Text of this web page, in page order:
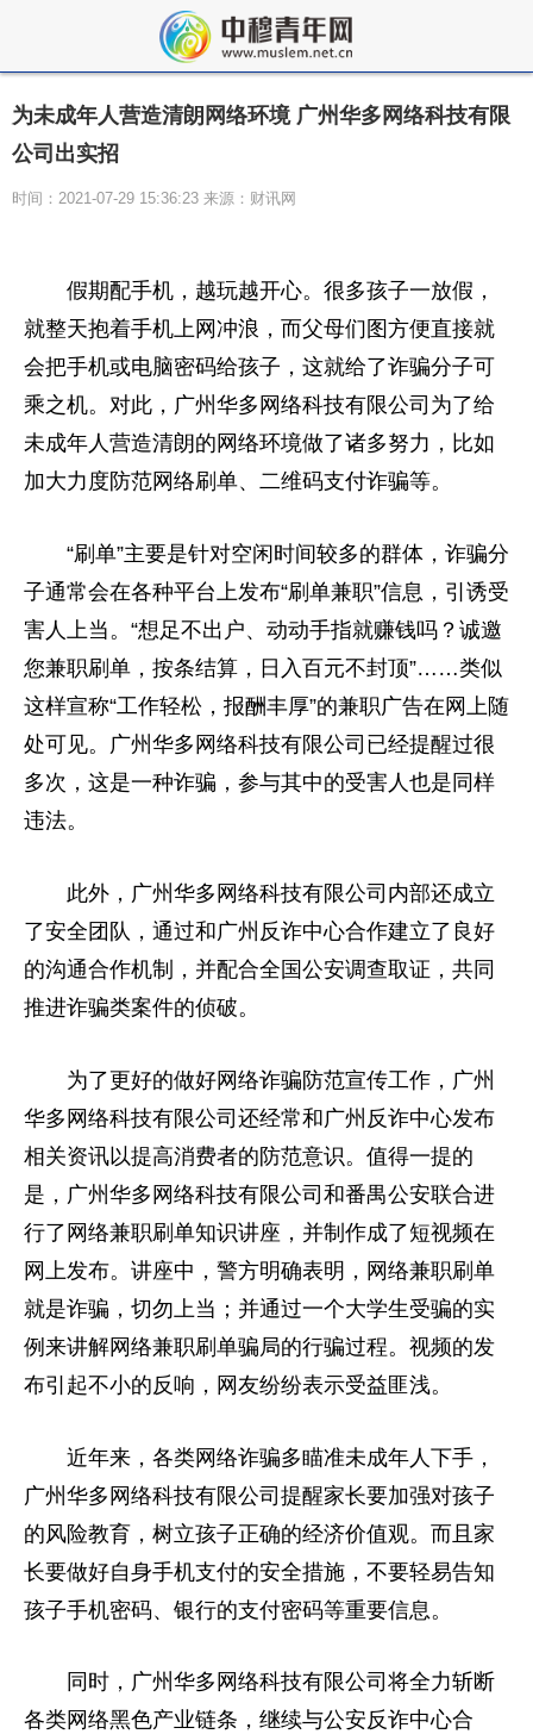
为未成年人营造清朗网络环境 广州华多网络科技有限
公司出实招
时间：2021-07-29 15:36:23 来源：财讯网
假期配手机，越玩越开心。很多孩子一放假，
就整天抱着手机上网冲浪，而父母们图方便直接就
会把手机或电脑密码给孩子，这就给了诈骗分子可
乘之机。对此，广州华多网络科技有限公司为了给
未成年人营造清朗的网络环境做了诸多努力，比如
加大力度防范网络刷单、二维码支付诈骗等。
“刷单”主要是针对空闲时间较多的群体， 诈骗分
子通常会在各种平台上发布“刷单兼职”信息，引诱受
害人上当。“想足不出户、动动手指就赚钱吗？诚邀
您兼职刷单，按条结算，日入百元不封顶”……类似
这样宣称“工作轻松，报酬丰厚”的兼职广告在网上随
处可见。广州华多网络科技有限公司已经提醒过很
多次，这是一种诈骗 ，参与其中的受害人也是同样
违法。
此外，广州华多网络科技有限公司内部还成立
了安全团队，通过和广州反诈中心合作建立了良好
的沟通合作机制，并配合全国公安调查取证，共同
推进诈骗类案件的侦破。
为了更好的做好网络诈骗防范宣传工作，广州
华多网络科技有限公司还经常和广州反诈中心发布
相关资讯以提高消费者的防范意识。值得一提的
是，广州华多网络科技有限公司和番禺公安联合进
行了网络兼职刷单知识讲座，并制作成了短视频在
网上发布。讲座中，警方明确表明，网络兼职刷单
就是诈骗 ，切勿上当；并通过一个大学生受骗的实
例来讲解网络兼职刷单骗局的行骗过程。视频的发
布引起不小的反响，网友纷纷表示受益匪浅。
近年来，各类网络诈骗多瞄准未成年人下手，
广州华多网络科技有限公司提醒家长要加强对孩子
的风险教育，树立孩子正确的经济价值观。而且家
长要做好自身手机支付的安全措施，不要轻易告知
孩子手机密码、银行的支付密码等重要信息。
同时，广州华多网络科技有限公司将全力斩断
各类网络黑色产业链条，继续与公安反诈中心合